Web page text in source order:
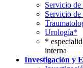
Servicio
Servicio de
Urología*
*
interna
Investigación y